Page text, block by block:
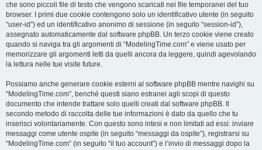
che sono piccoli file di testo che vengono scaricati nei file temporanei del tuo
browser. I primi due cookie contengono solo un identificativo utente (in seguito
“user-id”) ed un identificativo anonimo di sessione (in seguito “session-id”),
assegnato automaticamente dal software phpBB. Un terzo cookie viene creato
quando si naviga tra gli argomenti di “ModelingTime.com” e viene usato per
memorizzare gli argomenti letti da quelli ancora da leggere, quindi agevolando
la lettura nelle tue visite future.
Possiamo anche generare cookie esterni al software phpBB mentre navighi su
“ModelingTime.com”, benché questi siano estranei agli scopi di questo
documento che intende trattare solo quelli creati dal software phpBB. Il
secondo metodo di raccolta delle tue informazioni è dato da quello che tu
inserisci volontariamente. Con questo sono intesi e non limitati ad essi: inviare
messaggi come utente ospite (in seguito “messaggi da ospite”), registrarsi su
“ModelingTime.com” (in seguito “il tuo account”) e l’invio di messaggi dopo la